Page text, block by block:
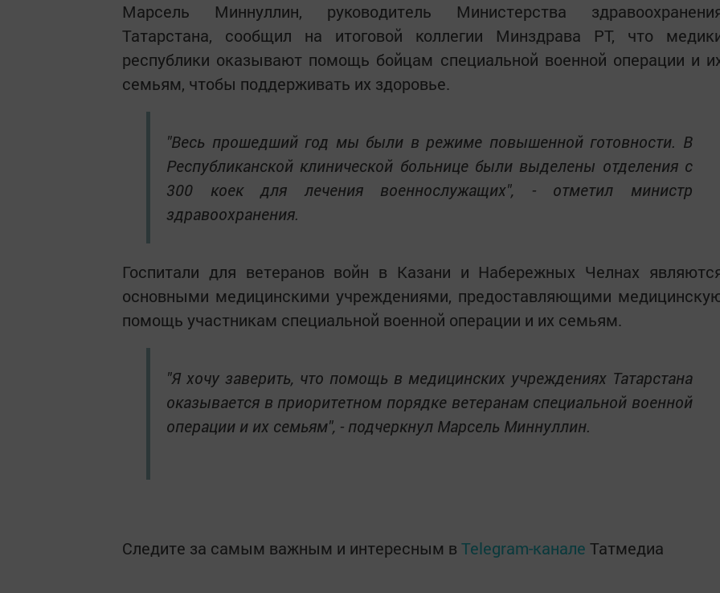
Марсель Миннуллин, руководитель Министерства
Татарстана, сообщил на итоговой коллегии Минздрава РТ, что
республики оказывают помощь бойцам специальной военной операции и
семьям, чтобы поддерживать их здоровье.
"Весь прошедший год мы были в режиме повышенной готовности. В
Республиканской клинической больнице были выделены отделения с
300 коек для лечения военнослужащих", - отметил министр
здравоохранения.
Госпитали для ветеранов войн в Казани и Набережных Челнах
основными медицинскими учреждениями, предоставляющими
помощь участникам специальной военной операции и их семьям.
"Я хочу заверить, что помощь в медицинских учреждениях Татарстана
оказывается в приоритетном порядке ветеранам специальной военной
операции и их семьям", - подчеркнул Марсель Миннуллин.
Следите за самым важным и интересным в Telegram-канале Татмедиа